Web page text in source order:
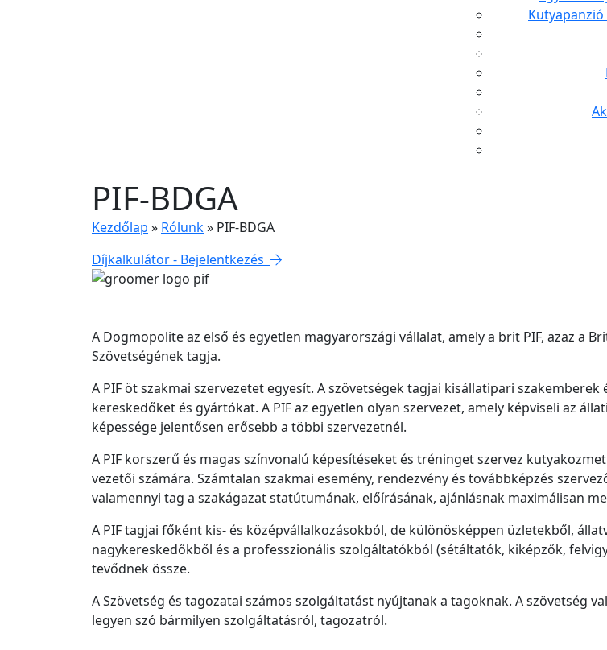
PIF-BDGA
Kezdőlap » Rólunk» PIF-BDGA
Díjkalkulátor - Bejelentkezés
A Dogmopolite az első és egyetlen magyarországi vállalat, amely a brit PIF, azaz a
Szövetségének tagja.
A PIF öt szakmai szervezetet egyesít. A szövetségek tagjai kisállatipari
kereskedőket és gyártókat. A PIF az egyetlen olyan szervezet, amely képviseli az
képessége jelentősen erősebb a többi szervezetnél.
A PIF korszerű és magas színvonalú képesítéseket és tréninget szervez
vezetői számára. Számtalan szakmai esemény, rendezvény és továbbképzés
valamennyi tag a szakágazat statútumának, előírásának, ajánlásnak maximálisan
A PIF tagjai főként kis- és középvállalkozásokból, de különösképpen üzletekből,
nagykereskedőkből és a professzionális szolgáltatókból (sétáltatók, kiképzők,
tevődnek össze.
A Szövetség és tagozatai számos szolgáltatást nyújtanak a tagoknak. A szövetség
legyen szó bármilyen szolgáltatásról, tagozatról.